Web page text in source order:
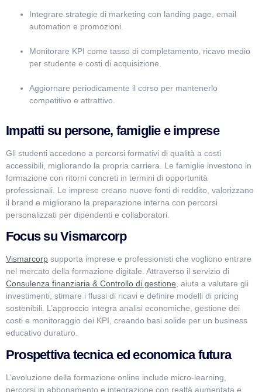
Integrare strategie di marketing con landing page, email
automation e promozioni.
Monitorare KPI come tasso di completamento, ricavo medio
per studente e costi di acquisizione.
Aggiornare periodicamente il corso per mantenerlo
competitivo e attrattivo.
Impatti su persone, famiglie e imprese
Gli studenti accedono a percorsi formativi di qualità a costi
accessibili, migliorando la propria carriera. Le famiglie investono in
formazione con ritorni concreti in termini di opportunità
professionali. Le imprese creano nuove fonti di reddito, valorizzano
il brand e migliorano la preparazione interna con percorsi
personalizzati per dipendenti e collaboratori.
Focus su Vismarcorp
Vismarcorp supporta imprese e professionisti che vogliono entrare
nel mercato della formazione digitale. Attraverso il servizio di
Consulenza finanziaria & Controllo di gestione, aiuta a valutare gli
investimenti, stimare i flussi di ricavi e definire modelli di pricing
sostenibili. L’approccio integra analisi economiche, gestione dei
costi e monitoraggio dei KPI, creando basi solide per un business
educativo duraturo.
Prospettiva tecnica ed economica futura
L’evoluzione della formazione online include micro-learning,
percorsi in abbonamento e integrazione con realtà aumentata e